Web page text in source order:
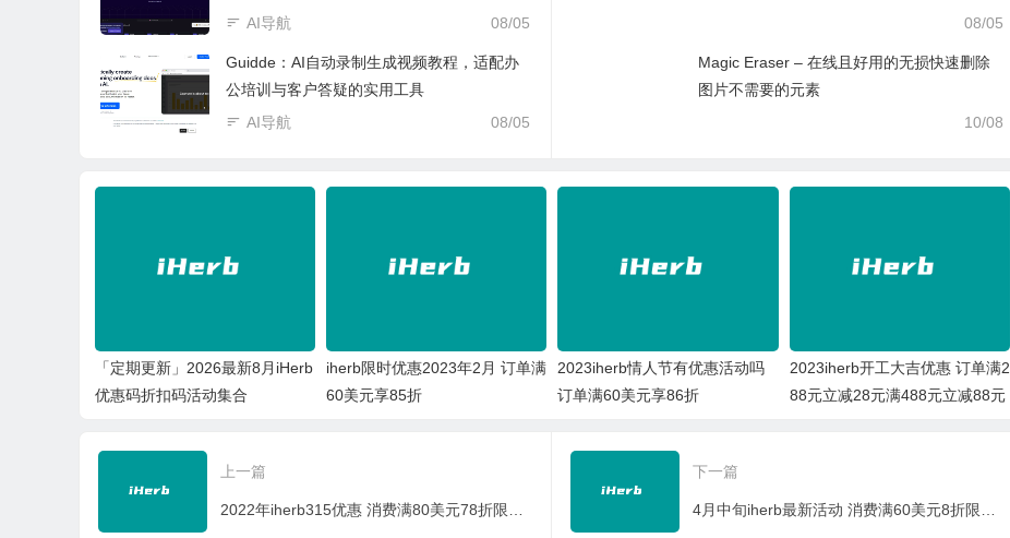
08/05
AI导航
Guidde：AI自动录制生成视频教程，适配办
公培训与客户答疑的实用工具
08/05
AI导航
08/05
Magic Eraser – 在线且好用的无损快速删除
图片不需要的元素
10/08
「定期更新」2026最新8月iHerb
优惠码折扣码活动集合
iherb限时优惠2023年2月 订单满
60美元享85折
2023iherb情人节有优惠活动吗
订单满60美元享86折
2023iherb开工大吉优惠 订单满2
88元立减28元满488元立减88元
上一篇
2022年iherb315优惠 消费满80美元78折限时十天
下一篇
4月中旬iherb最新活动 消费满60美元8折限时一周